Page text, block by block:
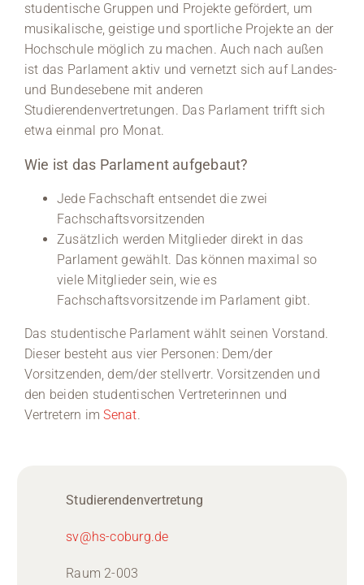
studentische Gruppen und Projekte gefördert, um
musikalische, geistige und sportliche Projekte an der
Hochschule möglich zu machen. Auch nach außen
ist das Parlament aktiv und vernetzt sich auf Landes-
und Bundesebene mit anderen
Studierendenvertretungen. Das Parlament trifft sich
etwa einmal pro Monat.
Wie ist das Parlament aufgebaut?
Jede Fachschaft entsendet die zwei
Fachschaftsvorsitzenden
Zusätzlich werden Mitglieder direkt in das
Parlament gewählt. Das können maximal so
viele Mitglieder sein, wie es
Fachschaftsvorsitzende im Parlament gibt.
Das studentische Parlament wählt seinen Vorstand.
Dieser besteht aus vier Personen: Dem/der
Vorsitzenden, dem/der stellvertr. Vorsitzenden und
den beiden studentischen Vertreterinnen und
Vertretern imSenat.
Studierendenvertretung
sv@hs-coburg.de
Raum 2-003